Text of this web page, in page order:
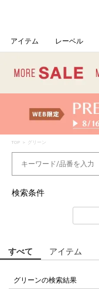
アイテム レーベル
TOP > グリーン
検索条件
すべて アイテム
グリーンの検索結果